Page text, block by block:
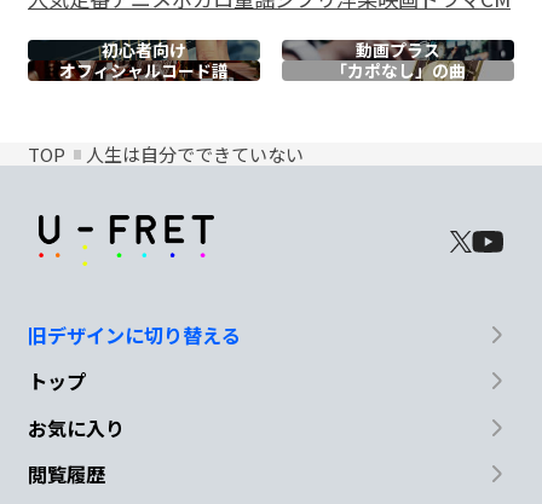
初心者向け
動画プラス
オフィシャルコード譜 「カポなし」の曲
TOP 人生は自分でできていない
旧デザインに切り替える
トップ
お気に入り
閲覧履歴